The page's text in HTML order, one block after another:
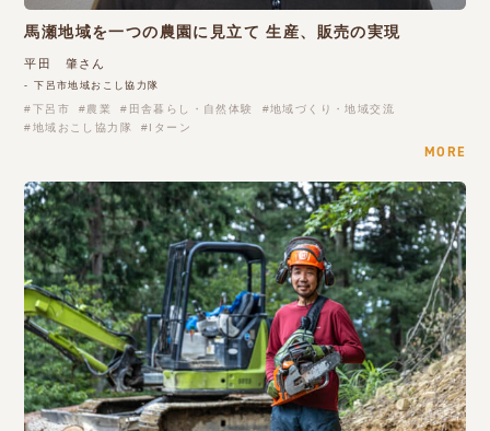
馬瀬地域を一つの農園に見立て 生産、販売の実現
平田 肇さん
- 下呂市地域おこし協力隊
下呂市 農業 田舎暮らし・自然体験
地域づくり・地域交流
地域おこし協力隊
Iターン
MORE